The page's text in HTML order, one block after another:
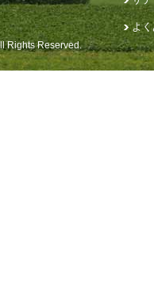
よ
Rights Reserved.